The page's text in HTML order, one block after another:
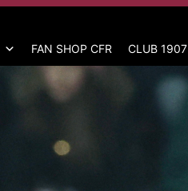
FAN SHOP CFR CLUB 1907